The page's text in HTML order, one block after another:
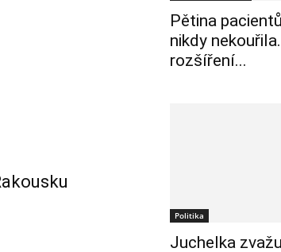
Pětina
nikdy
rozšíření...
Politika
Juchelka